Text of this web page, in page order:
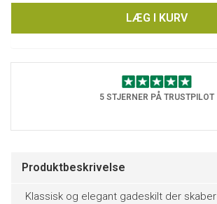
LÆG I KURV
5 STJERNER PÅ TRUSTPILOT
Produktbeskrivelse
Klassisk og elegant gadeskilt der skaber